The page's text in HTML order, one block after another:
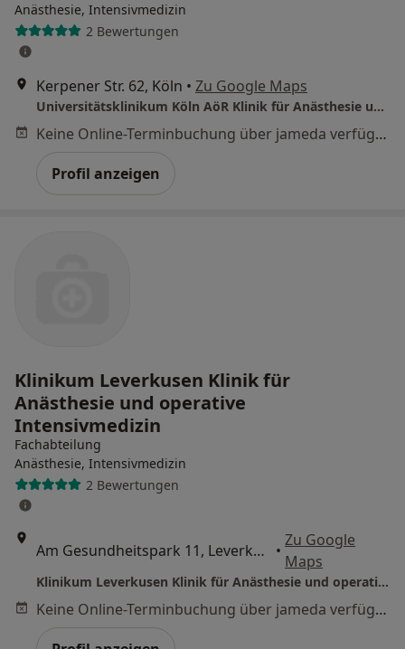
Anästhesie, Intensivmedizin
2 Bewertungen
Kerpener Str. 62, Köln • Zu Google Maps
Universitätsklinikum Köln AöR Klinik für Anästhesie und operative Intensivmedizin
Keine Online-Terminbuchung über jameda verfügbar
Profil anzeigen
Klinikum Leverkusen Klinik für
Anästhesie und operative
Intensivmedizin
Fachabteilung
Anästhesie, Intensivmedizin
2 Bewertungen
Am Gesundheitspark 11, Leverkusen •
Zu Google
Maps
Klinikum Leverkusen Klinik für Anästhesie und operative Intensivmedizin
Keine Online-Terminbuchung über jameda verfügbar